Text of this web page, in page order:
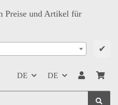
Preise und Artikel für
✔
DE DE